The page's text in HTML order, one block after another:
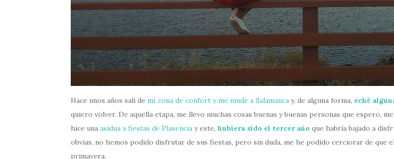
Hace unos años salí de mi zona de confort y me mudé a Salamanca y, de alguna forma, eché
quiero volver. De aquella etapa, me llevo muchas cosas buenas y buenas personas que espero,
hice una asidua a fiestas de Plasencia y este, hubiera sido el tercer año que habría bajado a
obvias, no hemos podido disfrutar de sus fiestas, pero sin duda, me he podido cerciorar de que
primavera.